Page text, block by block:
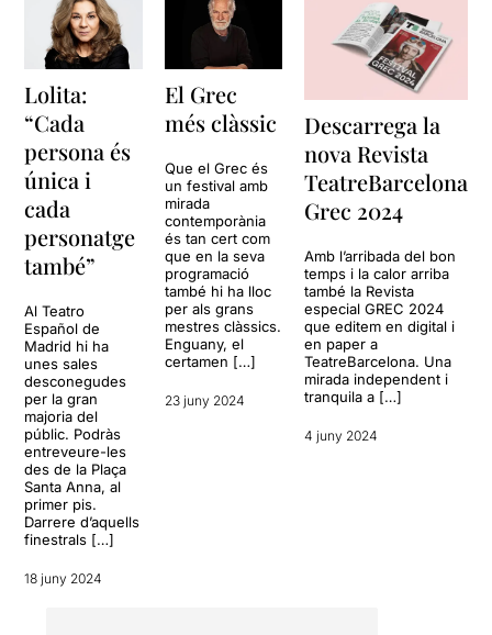
Lolita:
“Cada
persona és
única i
cada
personatge
també”
Al Teatro
Español de
Madrid hi ha
unes sales
desconegudes
per la gran
majoria del
públic. Podràs
entreveure-les
des de la Plaça
Santa Anna, al
primer pis.
Darrere d’aquells
finestrals […]
18 juny 2024
El Grec
més clàssic
Que el Grec és
un festival amb
mirada
contemporània
és tan cert com
que en la seva
programació
també hi ha lloc
per als grans
mestres clàssics.
Enguany, el
certamen […]
23 juny 2024
Descarrega la
nova Revista
TeatreBarcelona
Grec 2024
Amb l’arribada del bon
temps i la calor arriba
també la Revista
especial GREC 2024
que editem en digital i
en paper a
TeatreBarcelona. Una
mirada independent i
tranquila a […]
4 juny 2024